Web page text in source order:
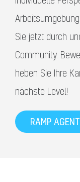
Sie jetzt durch
Community.
heben Sie Ihre
nächste Level!
RAMP